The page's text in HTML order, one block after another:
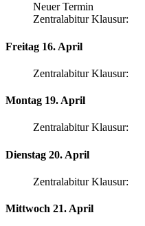
Neuer Termin
Zentralabitur Klausur:
Freitag 16. April
Zentralabitur Klausur:
Montag 19. April
Zentralabitur Klausur:
Dienstag 20. April
Zentralabitur Klausur:
Mittwoch 21. April